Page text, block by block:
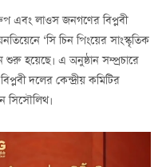
এবং লাওস জনগণের বিপ্লবী
‘সি চিন পিংয়ের সাংস্কৃতিক
শুরু হয়েছে। এ অনুষ্ঠান সম্প্রচারে
দলের কেন্দ্রীয় কমিটির
সিসৌলিথ।